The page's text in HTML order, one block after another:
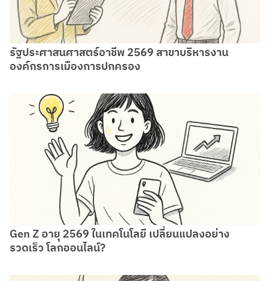
รัฐประศาสนศาสตร์อาชีพ 2569 สาขาบริหารงาน
องค์กรการเมืองการปกครอง
Gen Z อายุ 2569 ในเทคโนโลยี เปลี่ยนแปลงอย่าง
รวดเร็ว โลกออนไลน์?